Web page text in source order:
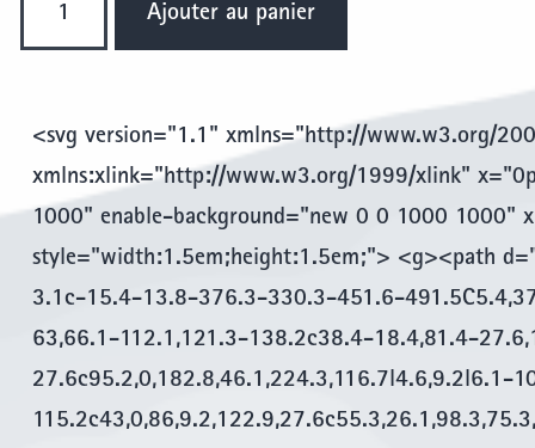
Route
de
Mandalay
Ajouter au panier
<svg version="1.1" xmlns="http://www.w3.org/
xmlns:xlink="http://www.w3.org/1999/xlink"
1000" enable-background="new 0 0 1000 1000"
style="width:1.5em;height:1.5em;"> <g><path
3.1c-15.4-13.8-376.3-330.3-451.6-
63,66.1-112.1,121.3-138.2c38.4-18.4,81.4-
27.6c95.2,0,182.8,46.1,224.3,116.7l4.6,9.2l6.1-